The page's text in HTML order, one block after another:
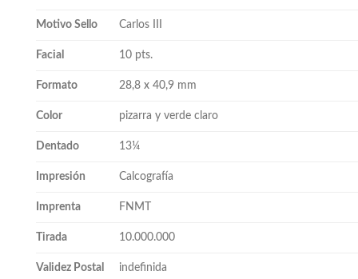
Motivo Sello Carlos III
Facial 10 pts.
Formato 28,8 x 40,9 mm
Color pizarra y verde claro
Dentado 13¼
Impresión Calcografía
Imprenta FNMT
Tirada 10.000.000
Validez Postal indefinida